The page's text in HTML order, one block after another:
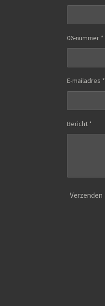
06-nummer *
E-mailadres *
Bericht *
Verzenden